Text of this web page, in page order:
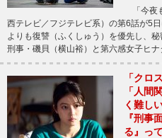
「今夜
西テレビ／フジテレビ系）の第6話が5
よりも復讐（ふくしゅう）を優先し、
刑事・磯貝（横山裕）と第六感女子ヒ
「クロ
「人間
く難し
『刑事
る』っ